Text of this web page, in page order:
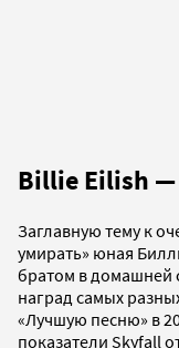
Billie Eilish —
Заглавную тему к
умирать» юная
братом в домашней
наград самых
«Лучшую песню» в
показатели Skyfall